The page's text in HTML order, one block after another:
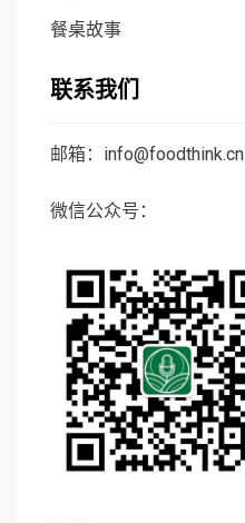
餐桌故事
联系我们
邮箱：info@foodthink.cn
微信公众号：